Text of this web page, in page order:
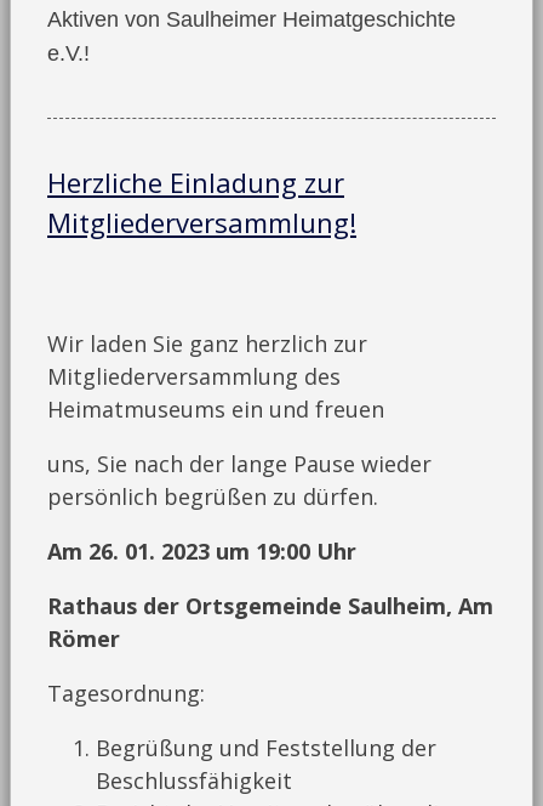
Aktiven von Saulheimer Heimatgeschichte
e.V.!
Herzliche Einladung zur
Mitgliederversammlung!
Wir laden Sie ganz herzlich zur
Mitgliederversammlung des
Heimatmuseums ein und freuen
uns, Sie nach der lange Pause wieder
persönlich begrüßen zu dürfen.
Am 26. 01. 2023 um 19:00 Uhr
Rathaus der Ortsgemeinde Saulheim, Am
Römer
Tagesordnung:
Begrüßung und Feststellung der
Beschlussfähigkeit